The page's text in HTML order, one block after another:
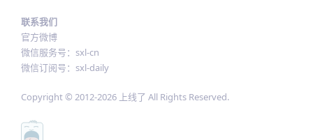
联系我们
官方微博
微信服务号：sxl-cn
微信订阅号：sxl-daily
Copyright © 2012-2026 上线了 All Rights Reserved.